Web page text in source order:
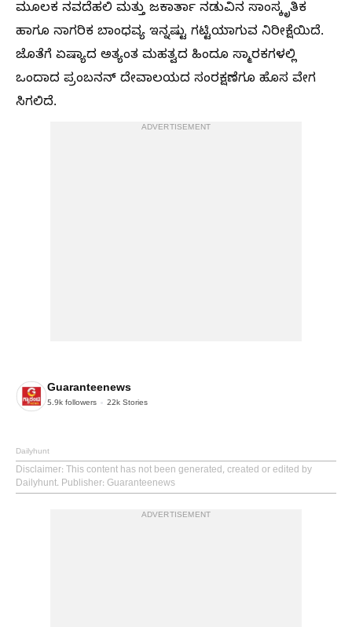
ಮೂಲಕ ನವದೆಹಲಿ ಮತ್ತು ಜಕಾರ್ತಾ ನಡುವಿನ ಸಾಂಸ್ಕೃತಿಕ
ಹಾಗೂ ನಾಗರಿಕ ಬಾಂಧವ್ಯ ಇನ್ನಷ್ಟು ಗಟ್ಟಿಯಾಗುವ ನಿರೀಕ್ಷೆಯಿದೆ.
ಜೊತೆಗೆ ಏಷ್ಯಾದ ಅತ್ಯಂತ ಮಹತ್ವದ ಹಿಂದೂ ಸ್ಮಾರಕಗಳಲ್ಲಿ
ಒಂದಾದ ಪ್ರಂಬನನ್ ದೇವಾಲಯದ ಸಂರಕ್ಷಣೆಗೂ ಹೊಸ ವೇಗ
ಸಿಗಲಿದೆ.
ADVERTISEMENT
Guaranteenews
5.9k followers 22k Stories
Dailyhunt
Disclaimer: This content has not been generated, created or edited by
Dailyhunt. Publisher: Guaranteenews
ADVERTISEMENT